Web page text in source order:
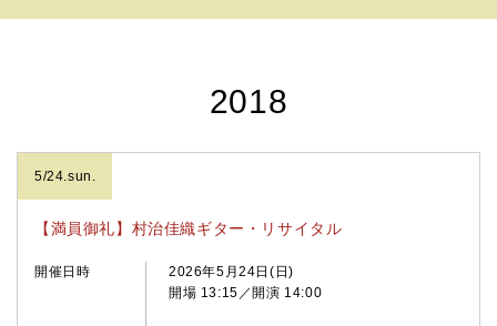
2018
5/24.sun.
【満員御礼】村治佳織ギター・リサイタル
開催日時
2026年5月24日(日)
開場 13:15／開演 14:00